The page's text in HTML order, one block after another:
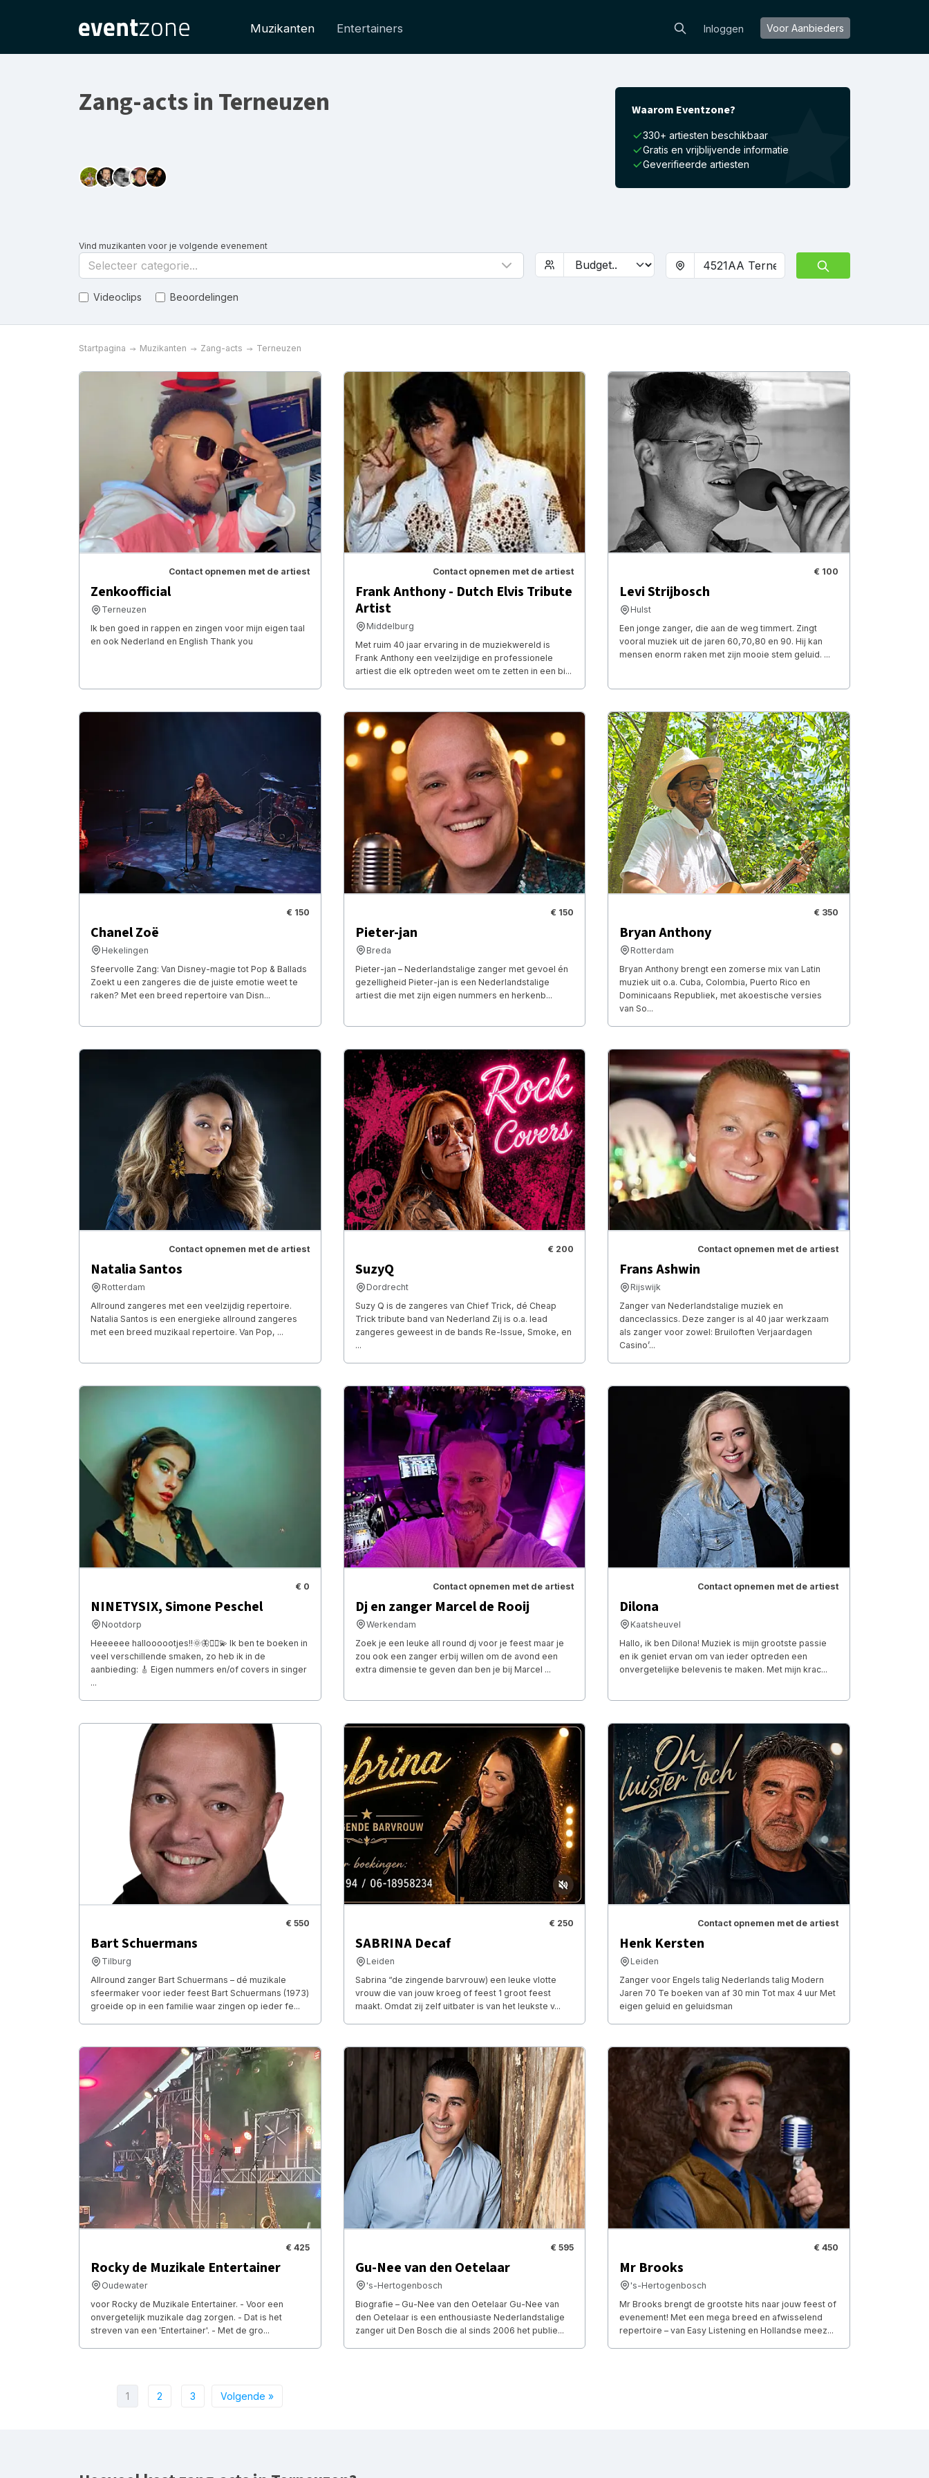
Muzikanten Entertainers Inloggen Voor Aanbieders
Zang-acts in Terneuzen Waarom Eventzone?
330+ artiesten beschikbaar
Gratis en vrijblijvende informatie
Geverifieerde artiesten
Vind muzikanten voor je volgende evenement
Selecteer categorie...
Videoclips Beoordelingen
Startpagina Muzikanten Zang-acts Terneuzen
Contact opnemen met de artiest
Zenkoofficial
Terneuzen
Ik ben goed in rappen en zingen voor mijn eigen taal
en ook Nederland en English Thank you
Contact opnemen met de artiest
Frank Anthony - Dutch Elvis Tribute
Artist
Middelburg
Met ruim 40 jaar ervaring in de muziekwereld is
Frank Anthony een veelzijdige en professionele
artiest die elk optreden weet om te zetten in een bi...
€ 100
Levi Strijbosch
Hulst
Een jonge zanger, die aan de weg timmert. Zingt
vooral muziek uit de jaren 60,70,80 en 90. Hij kan
mensen enorm raken met zijn mooie stem geluid. ...
€ 150
Chanel Zoë
Hekelingen
​Sfeervolle Zang: Van Disney-magie tot Pop & Ballads ​
Zoekt u een zangeres die de juiste emotie weet te
raken? Met een breed repertoire van Disn...
€ 150
Pieter-jan
Breda
Pieter-jan – Nederlandstalige zanger met gevoel én
gezelligheid Pieter-jan is een Nederlandstalige
artiest die met zijn eigen nummers en herkenb...
€ 350
Bryan Anthony
Rotterdam
Bryan Anthony brengt een zomerse mix van Latin
muziek uit o.a. Cuba, Colombia, Puerto Rico en
Dominicaans Republiek, met akoestische versies
van So...
Contact opnemen met de artiest
Natalia Santos
Rotterdam
Allround zangeres met een veelzijdig repertoire.
Natalia Santos is een energieke allround zangeres
met een breed muzikaal repertoire. Van Pop, ...
€ 200
SuzyQ
Dordrecht
Suzy Q is de zangeres van Chief Trick, dé Cheap
Trick tribute band van Nederland Zij is o.a. lead
zangeres geweest in de bands Re-Issue, Smoke, en
...
Contact opnemen met de artiest
Frans Ashwin
Rijswijk
Zanger van Nederlandstalige muziek en
danceclassics. Deze zanger is al 40 jaar werkzaam
als zanger voor zowel: Bruiloften Verjaardagen
Casino’...
€ 0
NINETYSIX, Simone Peschel
Nootdorp
Heeeeee halloooootjes!!🌞🦋🧚‍♂️💫 Ik ben te boeken in
veel verschillende smaken, zo heb ik in de
aanbieding: 🎸 Eigen nummers en/of covers in singer
...
Contact opnemen met de artiest
Dj en zanger Marcel de Rooij
Werkendam
Zoek je een leuke all round dj voor je feest maar je
zou ook een zanger erbij willen om de avond een
extra dimensie te geven dan ben je bij Marcel ...
Contact opnemen met de artiest
Dilona
Kaatsheuvel
Hallo, ik ben Dilona! Muziek is mijn grootste passie
en ik geniet ervan om van ieder optreden een
onvergetelijke belevenis te maken. Met mijn krac...
€ 550
Bart Schuermans
Tilburg
Allround zanger Bart Schuermans – dé muzikale
sfeermaker voor ieder feest Bart Schuermans (1973)
groeide op in een familie waar zingen op ieder fe...
€ 250
SABRINA Decaf
Leiden
Sabrina “de zingende barvrouw) een leuke vlotte
vrouw die van jouw kroeg of feest 1 groot feest
maakt. Omdat zij zelf uitbater is van het leukste v...
Contact opnemen met de artiest
Henk Kersten
Leiden
Zanger voor Engels talig Nederlands talig Modern
Jaren 70 Te boeken van af 30 min Tot max 4 uur Met
eigen geluid en geluidsman
€ 425
Rocky de Muzikale Entertainer
Oudewater
voor Rocky de Muzikale Entertainer. - Voor een
onvergetelijk muzikale dag zorgen. - Dat is het
streven van een 'Entertainer'. - Met de gro...
€ 595
Gu-Nee van den Oetelaar
's-Hertogenbosch
Biografie – Gu-Nee van den Oetelaar Gu-Nee van
den Oetelaar is een enthousiaste Nederlandstalige
zanger uit Den Bosch die al sinds 2006 het publie...
€ 450
Mr Brooks
's-Hertogenbosch
Mr Brooks brengt de grootste hits naar jouw feest of
evenement! Met een mega breed en afwisselend
repertoire – van Easy Listening en Hollandse meez...
1 2 3 Volgende »